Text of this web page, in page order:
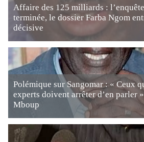
Affaire des 125 milliards :
terminée, le dossier Farba Ngom
décisive
Polémique sur Sangomar : « Ceux
experts doivent arrêter d’en parler
Mboup